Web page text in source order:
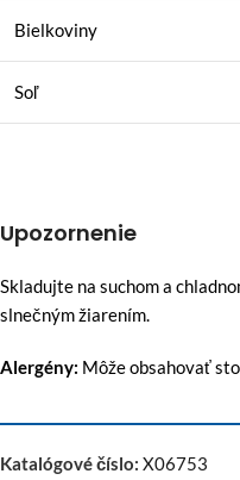
Bielkoviny
Soľ
Upozornenie
Skladujte na suchom a
slnečným žiarením.
Alergény: Môže obsahovať
Katalógové číslo: X06753